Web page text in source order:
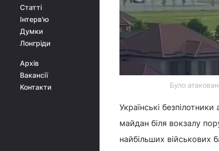
Статті
Інтерв'ю
Думки
Лонгріди
Архів
Вакансії
Контакти
Було
Українські безпілотники
майдан біля вокзалу
найбільших військових